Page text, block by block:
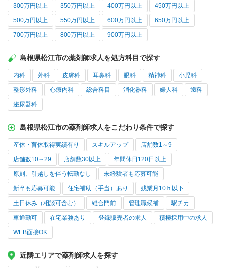
300万円以上 350万円以上 400万円以上 450万円以上
500万円以上 550万円以上 600万円以上 650万円以上
700万円以上 800万円以上 900万円以上
島根県松江市の薬剤師求人を処方科目で探す
内科 外科 皮膚科 耳鼻科 眼科 精神科 小児科
整形外科 心療内科 総合科目 消化器科 婦人科 歯科
泌尿器科
島根県松江市の薬剤師求人をこだわり条件で探す
産休・育休取得実績有り スキルアップ 店舗数1～9
店舗数10～29 店舗数30以上 年間休日120日以上
原則、引越しを伴う転勤なし 未経験者も応募可能
新卒も応募可能 住宅補助（手当）あり 残業月10ｈ以下
土日休み（相談可含む） 総合門前 管理職候補 駅チカ
車通勤可 在宅業務あり 登録販売者の求人 積極採用中の求人
WEB面接OK
近隣エリアで薬剤師求人を探す